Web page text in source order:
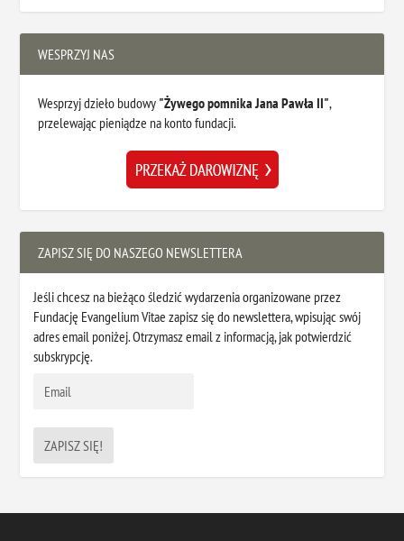
WESPRZYJ NAS
Wesprzyj dzieło budowy "Żywego pomnika Jana Pawła II",
przelewając pieniądze na konto fundacji.
ZAPISZ SIĘ DO NASZEGO NEWSLETTERA
Jeśli chcesz na bieżąco śledzić wydarzenia organizowane przez
Fundację Evangelium Vitae zapisz się do newslettera, wpisując swój
adres email poniżej. Otrzymasz email z informacją, jak potwierdzić
subskrypcję.